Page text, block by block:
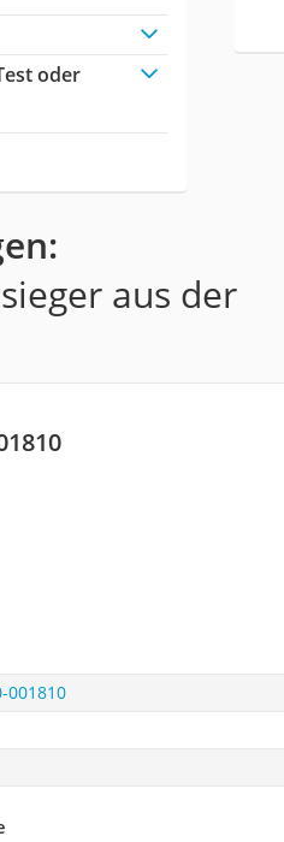
oder
aus der
001810